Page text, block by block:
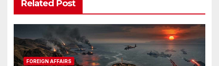
Related Post
FOREIGN AFFAIRS